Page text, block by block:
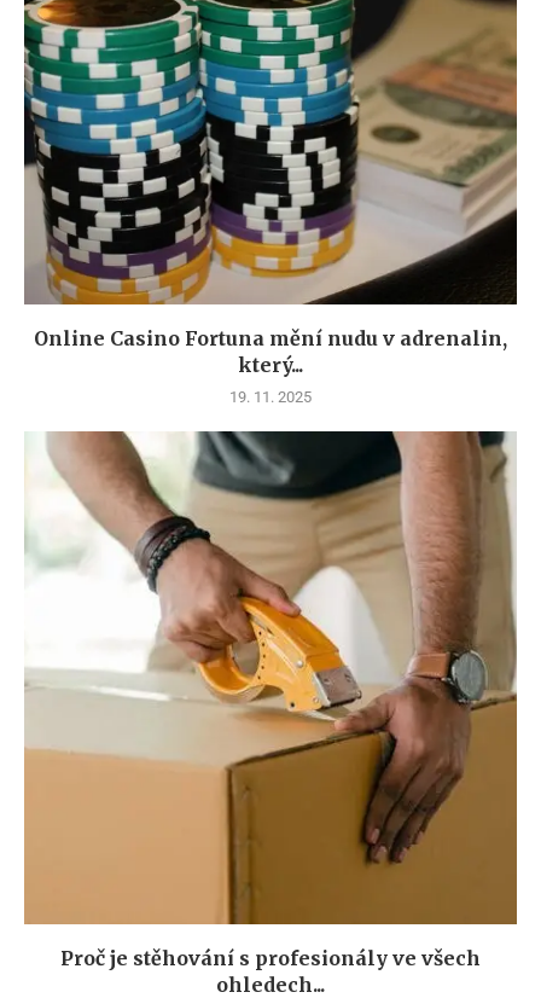
Online Casino Fortuna mění nudu v adrenalin,
který...
19. 11. 2025
Proč je stěhování s profesionály ve všech
ohledech...